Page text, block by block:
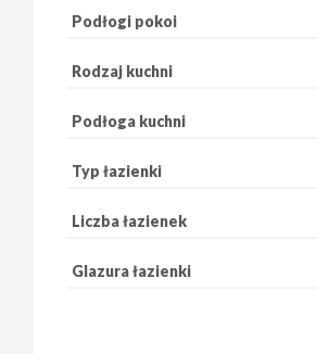
Podłogi pokoi
Rodzaj kuchni
Podłoga kuchni
Typ łazienki
Liczba łazienek
Glazura łazienki